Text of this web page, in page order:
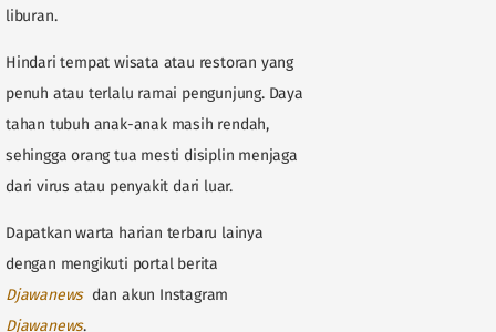
liburan.
Hindari tempat wisata atau restoran yang
penuh atau terlalu ramai pengunjung. Daya
tahan tubuh anak-anak masih rendah,
sehingga orang tua mesti disiplin menjaga
dari virus atau penyakit dari luar.
Dapatkan warta harian terbaru lainya
dengan mengikuti portal berita
Djawanewsdan akun Instagram
Djawanews.